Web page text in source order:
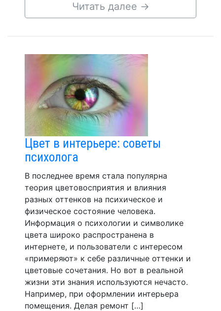
Читать далее →
Цвет в интерьере: советы
психолога
В последнее время стала популярна
теория цветовосприятия и влияния
разных оттенков на психическое и
физическое состояние человека.
Информация о психологии и символике
цвета широко распространена в
интернете, и пользователи с интересом
«примеряют» к себе различные оттенки и
цветовые сочетания. Но вот в реальной
жизни эти знания используются нечасто.
Например, при оформлении интерьера
помещения. Делая ремонт […]